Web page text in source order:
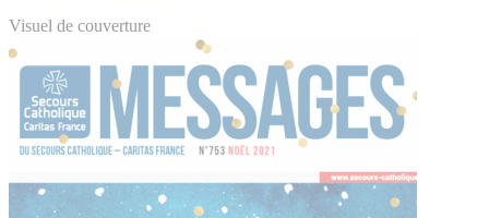
Visuel de couverture